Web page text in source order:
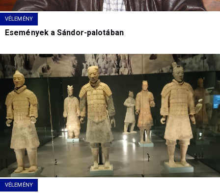
VÉLEMÉNY
Események a Sándor-palotában
VÉLEMÉNY